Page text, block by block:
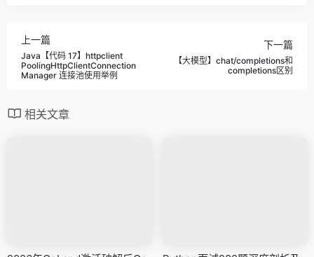
上一篇
Java【代码 17】httpclient
PoolingHttpClientConnection
Manager 连接池使用举例
下一篇
【大模型】chat/completions和
completions区别
相关文章